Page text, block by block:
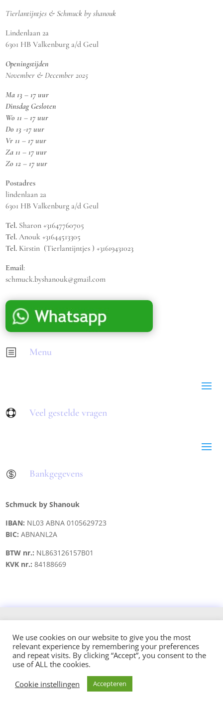
Tierlantijntjes & Schmuck by shanouk
Lindenlaan 2a
6301 HB Valkenburg a/d Geul
Openingstijden
November & December 2025
Ma 13 – 17 uur
Dinsdag Gesloten
Wo 11 – 17 uur
Do 13 -17 uur
Vr 11 – 17 uur
Za 11 – 17 uur
Zo 12 – 17 uur
Postadres
lindenlaan 2a
6301 HB Valkenburg a/d Geul
Tel. Sharon +31647760705
Tel. Anouk +31644513305
Tel. Kirstin (Tierlantijntjes ) +31619431023
Email:
schmuck.byshanouk@gmail.com
b Menu
 Veel gestelde vragen
 Bankgegevens
Schmuck by Shanouk
IBAN: NL03 ABNA 0105629723
BIC: ABNANL2A
BTW nr.: NL863126157B01
KVK nr.:84188669
Design and hosted by:
We use cookies on our website to give you the most
relevant experience by remembering your preferences
and repeat visits. By clicking “Accept”, you consent to the
use of ALL the cookies.
Cookie instellingen
Accepteren